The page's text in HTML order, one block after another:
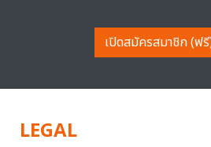
เปิดสมัครสมาชิก (ฟ
LEGAL